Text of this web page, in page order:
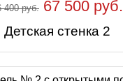
400 руб. 67 500 руб.
Детская стенка 2